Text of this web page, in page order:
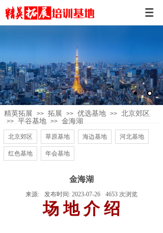
精英拓展 >> 拓展 >> 优选基地 >> 北京郊区
>> 平谷基地 >> 金海湖
北京郊区 草原基地 海边基地 河北基地
红色基地 年会基地
金海湖
来源: 发布时间: 2023-07-26 4653 次浏览
场 地 介 绍